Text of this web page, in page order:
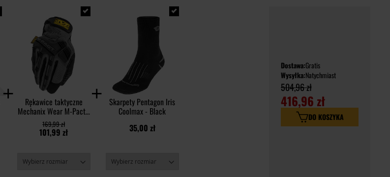
Rękawice taktyczne
Mechanix Wear M-Pact -
Grey
101,99 zł
169,99 zł
Skarpety Pentagon Iris
Coolmax - Black
35,00 zł
Dostawa:Gratis
Wysyłka:Natychmiast
504,96 zł
416,96 zł
DO KOSZYKA